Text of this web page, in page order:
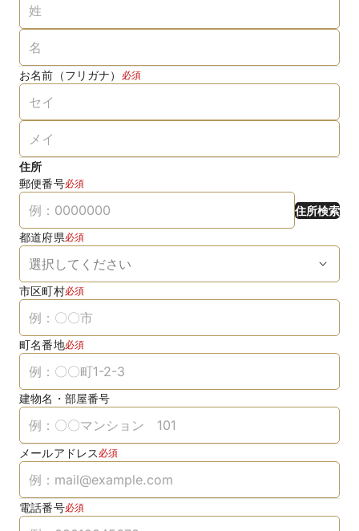
お名前（フリガナ） 必須
住所
郵便番号必須
住所検索
都道府県必須
市区町村必須
町名番地必須
建物名・部屋番号
メールアドレス 必須
電話番号必須